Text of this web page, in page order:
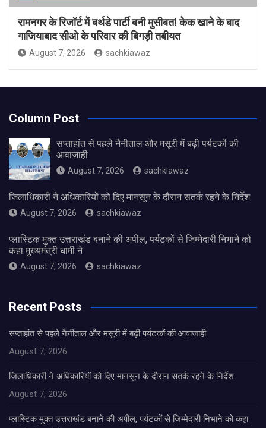
रामनगर के रिजॉर्ट में बर्थडे पार्टी बनी मुसीबत! केक खाने के बाद
गाजियाबाद सीओ के परिवार की बिगड़ी तबीयत
August 7, 2026 sachkiawaz
Column Post
सप्ताहांत से पहले नैनीताल और मसूरी में बढ़ी पर्यटकों की
आवाजाही
August 7, 2026 sachkiawaz
जिलाधिकारी ने अधिकारियों को दिए मानसून के दौरान सतर्क रहने के निर्देश
August 7, 2026 sachkiawaz
प्लास्टिक मुक्त उत्तराखंड बनाने की अपील, पर्यटकों से जिम्मेदारी निभाने को
कहा मुख्यमंत्री धामी ने
August 7, 2026 sachkiawaz
Recent Posts
सप्ताहांत से पहले नैनीताल और मसूरी में बढ़ी पर्यटकों की आवाजाही
August 7, 2026
जिलाधिकारी ने अधिकारियों को दिए मानसून के दौरान सतर्क रहने के निर्देश
August 7, 2026
प्लास्टिक मुक्त उत्तराखंड बनाने की अपील, पर्यटकों से जिम्मेदारी निभाने को कहा